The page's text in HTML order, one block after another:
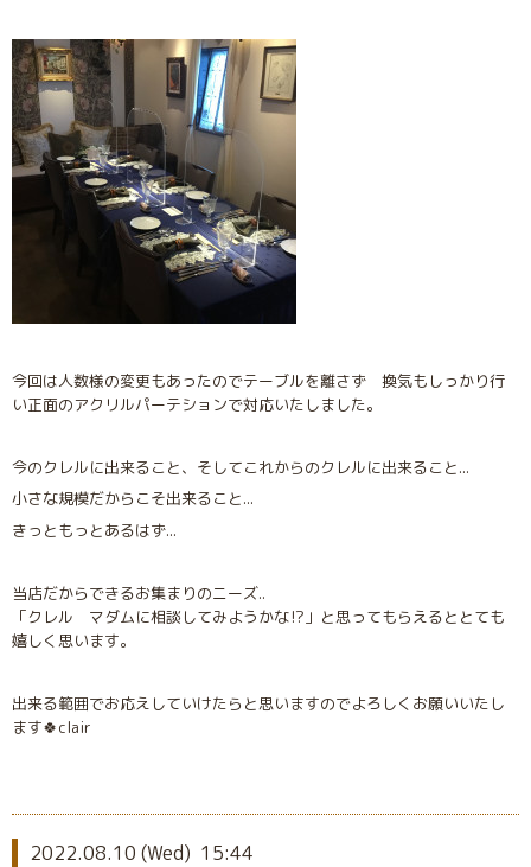
今回は人数様の変更もあったのでテーブルを離さず 換気もしっかり行
い正面のアクリルパーテションで対応いたしました。
今のクレルに出来ること、そしてこれからのクレルに出来ること...
小さな規模だからこそ出来ること...
きっともっとあるはず...
当店だからできるお集まりのニーズ..
「クレル マダムに相談してみようかな⁉︎」と思ってもらえるととても
嬉しく思います。
出来る範囲でお応えしていけたらと思いますのでよろしくお願いいたし
ます🍀clair
2022.08.10 (Wed) 15:44